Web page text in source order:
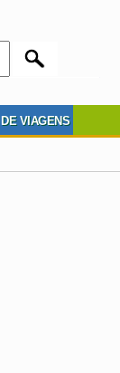
VIAGENS